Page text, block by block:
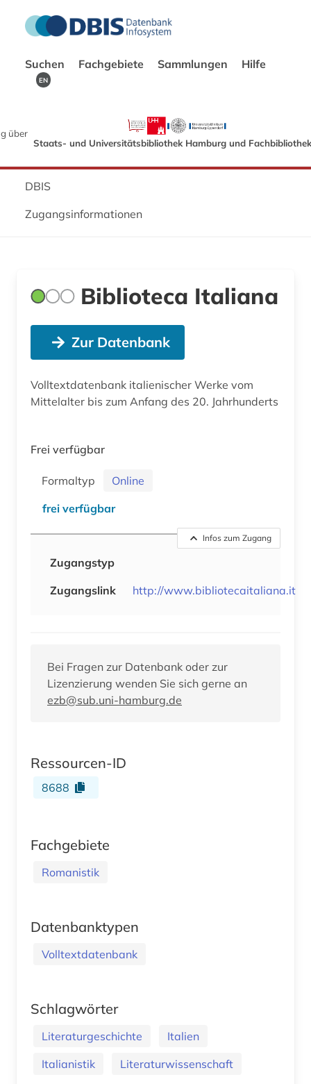
Suchen Fachgebiete Sammlungen Hilfe
EN
über
Staats- und Universitätsbibliothek Hamburg und
DBIS
Zugangsinformationen
Biblioteca Italiana
Zur Datenbank
Volltextdatenbank italienischer Werke vom
Mittelalter bis zum Anfang des 20. Jahrhunderts
Frei verfügbar
Formaltyp
Online
frei verfügbar
Infos zum Zugang
Zugangstyp
Zugangslink
http://www.bibliotecaitaliana.it
Bei Fragen zur Datenbank oder zur
Lizenzierung wenden Sie sich gerne an
ezb@sub.uni-hamburg.de
Ressourcen-ID
8688
Fachgebiete
Romanistik
Datenbanktypen
Volltextdatenbank
Schlagwörter
Literaturgeschichte
Italien
Italianistik
Literaturwissenschaft